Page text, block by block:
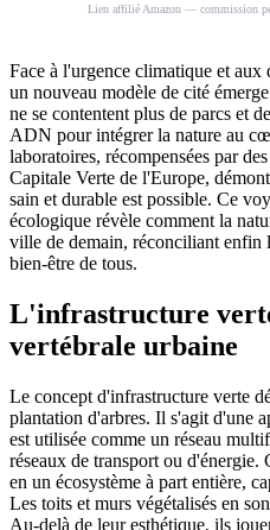
Lien affilié Amazon — commission
Face à l'urgence climatique et
un nouveau modèle de cité
ne se contentent plus de parcs et
ADN pour intégrer la nature au
laboratoires, récompensées par
Capitale Verte de l'Europe,
sain et durable est possible. Ce
écologique révèle comment la
ville de demain, réconciliant enfin
bien-être de tous.
L'infrastructure
vertébrale urbaine
Le concept d'infrastructure verte
plantation d'arbres. Il s'agit d'une
est utilisée comme un réseau
réseaux de transport ou
en un écosystème à part entière,
Les toits et murs végétalisés en
Au-delà de leur esthétique, ils